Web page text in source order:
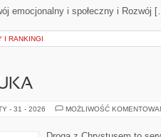
emocjonalny i społeczny i Rozwój
I RANKINGI
- 31 - 2026 MOŻLIWOŚĆ